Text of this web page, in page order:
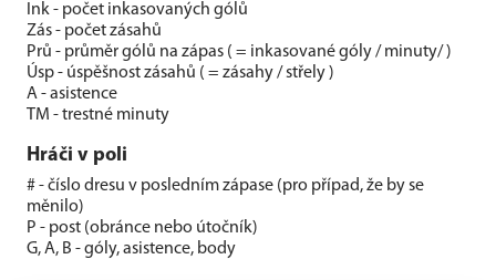
Ink - počet inkasovaných gólů
Zás - počet zásahů
Prů - průměr gólů na zápas ( = inkasované góly / minuty/ )
Úsp - úspěšnost zásahů ( = zásahy / střely )
A - asistence
TM - trestné minuty
Hráči v poli
# - číslo dresu v posledním zápase (pro případ, že by se
měnilo)
P - post (obránce nebo útočník)
G, A, B - góly, asistence, body